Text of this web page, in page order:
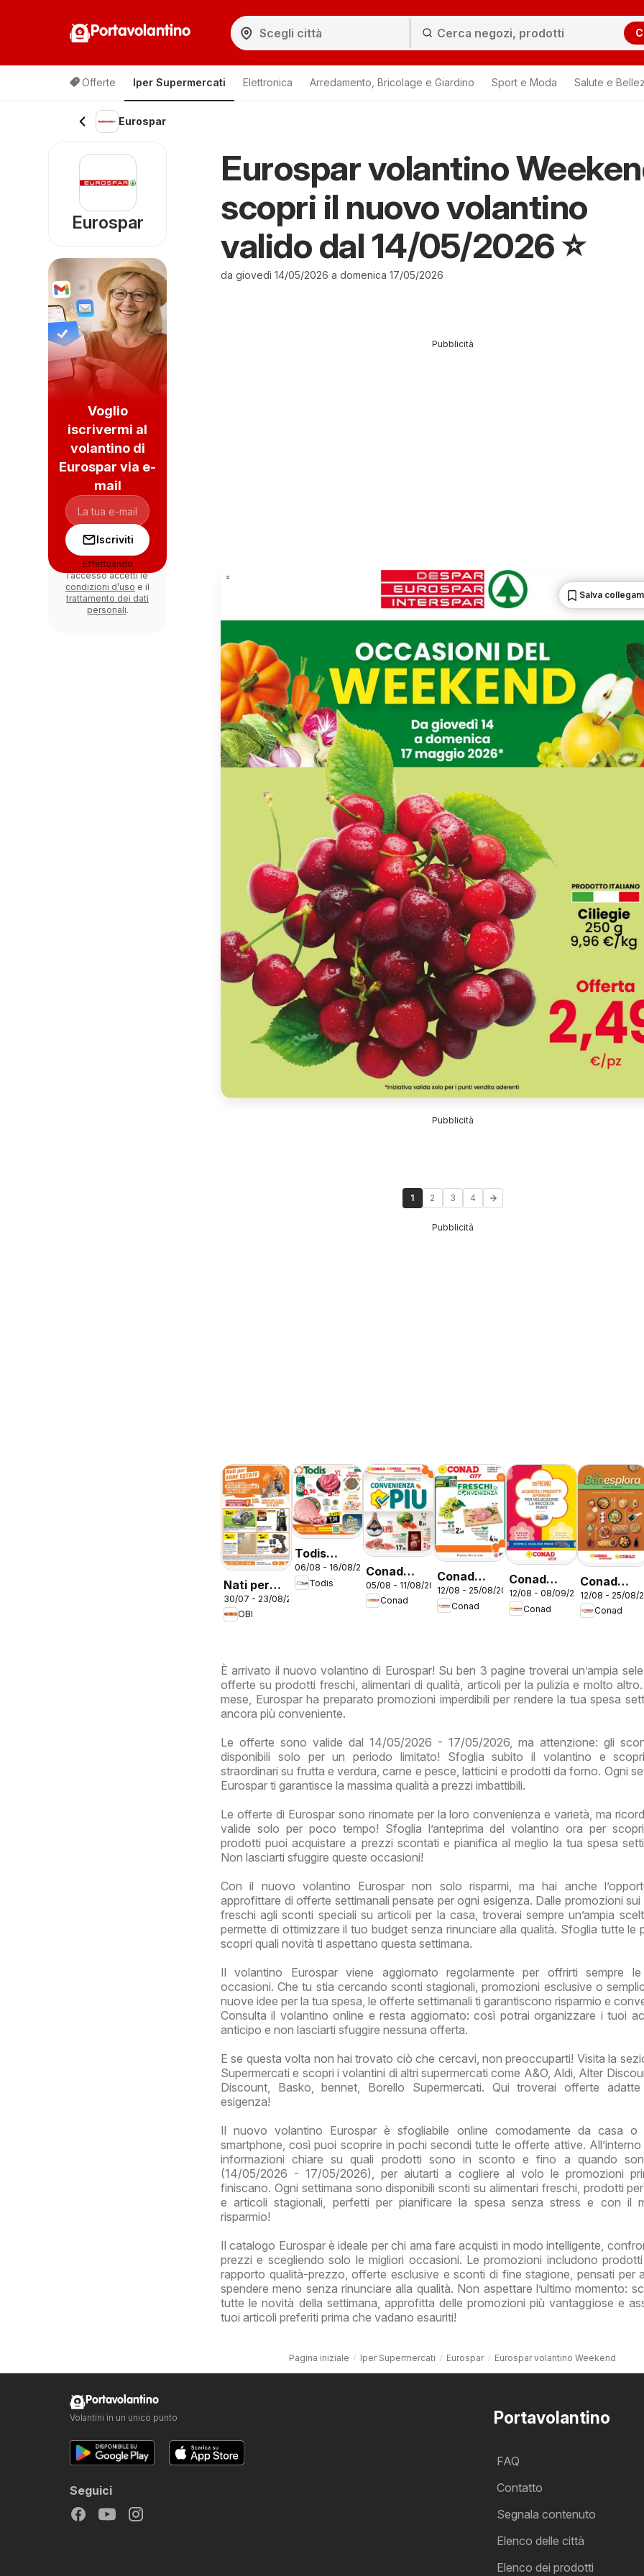
Portavolantino
Offerte Iper Supermercati Elettronica Arredamento, Bricolage e Giardino Sport e Moda Salute e
Eurospar
Eurospar volantino
scopri il nuovo volantino
valido dal 14/05/2026 ⭐️
da giovedì 14/05/2026 a domenica 17/05/2026
Pubblicità
Salva
Pubblicità
1 2 3 4
Pubblicità
Nati per
fare estate
30/07 - 23/08/2026
OBI
Todis
volantino
Lazio
06/08 - 16/08/2026
Todis
Conad
volantino
Convenienza
05/08 - 11/08/2026
Conad
Conad
volantino
City Lazio
12/08 - 25/08/2026
Conad
Conad
volantino
City Mi
12/08 - 08/09/2026
Conad
Conad
volantino
Benesplora
12/08 - 25/08/
Conad
È arrivato il nuovo volantino di Eurospar! Su ben 3 pagine troverai un’ampia
offerte su prodotti freschi, alimentari di qualità, articoli per la pulizia e molto
mese, Eurospar ha preparato promozioni imperdibili per rendere la tua spesa
ancora più conveniente.
Le offerte sono valide dal 14/05/2026 - 17/05/2026, ma attenzione: gli
disponibili solo per un periodo limitato! Sfoglia subito il volantino e
straordinari su frutta e verdura, carne e pesce, latticini e prodotti da forno. Ogni
Eurospar ti garantisce la massima qualità a prezzi imbattibili.
Le offerte di Eurospar sono rinomate per la loro convenienza e varietà, ma
valide solo per poco tempo! Sfoglia l’anteprima del volantino ora per
prodotti puoi acquistare a prezzi scontati e pianifica al meglio la tua spesa
Non lasciarti sfuggire queste occasioni!
Con il nuovo volantino Eurospar non solo risparmi, ma hai anche
approfittare di offerte settimanali pensate per ogni esigenza. Dalle promozioni
freschi agli sconti speciali su articoli per la casa, troverai sempre un’ampia
permette di ottimizzare il tuo budget senza rinunciare alla qualità. Sfoglia tutte le
scopri quali novità ti aspettano questa settimana.
Il volantino Eurospar viene aggiornato regolarmente per offrirti sempre le
occasioni. Che tu stia cercando sconti stagionali, promozioni esclusive o
nuove idee per la tua spesa, le offerte settimanali ti garantiscono risparmio e
Consulta il volantino online e resta aggiornato: così potrai organizzare i tuoi
anticipo e non lasciarti sfuggire nessuna offerta.
E se questa volta non hai trovato ciò che cercavi, non preoccuparti! Visita la
Supermercati e scopri i volantini di altri supermercati come A&O, Aldi, Alter
Discount, Basko, bennet, Borello Supermercati. Qui troverai offerte
esigenza!
Il nuovo volantino Eurospar è sfogliabile online comodamente da casa o
smartphone, così puoi scoprire in pochi secondi tutte le offerte attive. All’interno
informazioni chiare su quali prodotti sono in sconto e fino a quando
(14/05/2026 - 17/05/2026), per aiutarti a cogliere al volo le promozioni
finiscano. Ogni settimana sono disponibili sconti su alimentari freschi, prodotti
e articoli stagionali, perfetti per pianificare la spesa senza stress e con il
risparmio!
Il catalogo Eurospar è ideale per chi ama fare acquisti in modo intelligente,
prezzi e scegliendo solo le migliori occasioni. Le promozioni includono
rapporto qualità-prezzo, offerte esclusive e sconti di fine stagione, pensati per
spendere meno senza rinunciare alla qualità. Non aspettare l’ultimo momento:
tutte le novità della settimana, approfitta delle promozioni più vantaggiose e
tuoi articoli preferiti prima che vadano esauriti!
Pagina iniziale Iper Supermercati Eurospar Eurospar volantino Weekend
Eurospar
Voglio
iscrivermi al
volantino di
Eurospar via e-
mail
Iscriviti
Effettuando
l’accesso accetti le
condizioni d’uso e il
trattamento dei dati
personali.
Portavolantino
FAQ
Contatto
Segnala contenuto
Elenco delle città
Elenco dei prodotti
Portavolantino
Volantini in un unico punto
Seguici